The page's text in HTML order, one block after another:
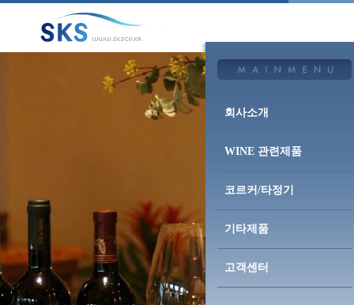
회사소개
WINE 관련제품
코르커/타정기
기타제품
고객센터